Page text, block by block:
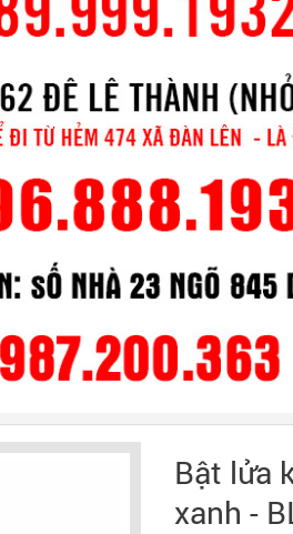
Bật lửa
xanh -